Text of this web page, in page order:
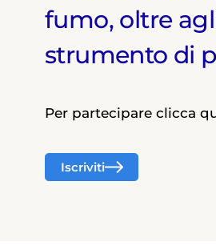
fumo, oltre
strumento di
Per partecipare clicca
Iscriviti